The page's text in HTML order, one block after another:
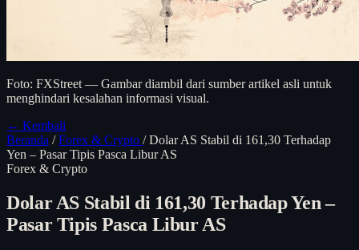
Foto: FXStreet — Gambar diambil dari sumber artikel asli untuk
menghindari kesalahan informasi visual.
← Kembali
Beranda / Forex & Crypto / Dolar AS Stabil di 161,30 Terhadap
Yen – Pasar Tipis Pasca Libur AS
Forex & Crypto
Dolar AS Stabil di 161,30 Terhadap Yen –
Pasar Tipis Pasca Libur AS